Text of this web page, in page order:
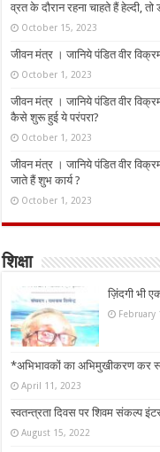
व्रत के दौरान रहना चाहते हैं हेल्दी,
October 15, 2023
जीवन मंत्र । जानिये पंडित वीर
October 1, 2023
जीवन मंत्र । जानिये पंडित वीर
कैसे शुरू हुई ये परंपरा?
October 1, 2023
जीवन मंत्र । जानिये पंडित वीर
जाते हैं शुभ कार्य ?
October 1, 2023
शिक्षा
ज़िंदगी भी
February
*अभिभावकों का अभिमुखीकरण कर
April 11, 2023
स्वतन्त्रता दिवस पर शिवम संकल्प
August 15, 2022